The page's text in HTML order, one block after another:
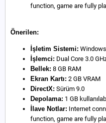
function, game are fully
Önerilen:
İşletim Sistemi:
İşlemci: Dual Core 3.0
Bellek: 8 GB RAM
Ekran Kartı: 2 GB VRAM
DirectX: Sürüm 9.0
Depolama: 1 GB
İlave Notlar: Internet
function, game are fully